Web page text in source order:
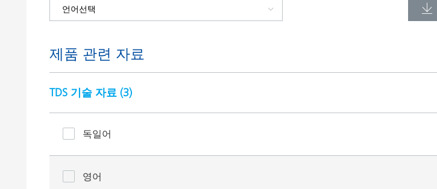
제품 관련 자료
TDS 기술 자료 (3)
독일어
영어